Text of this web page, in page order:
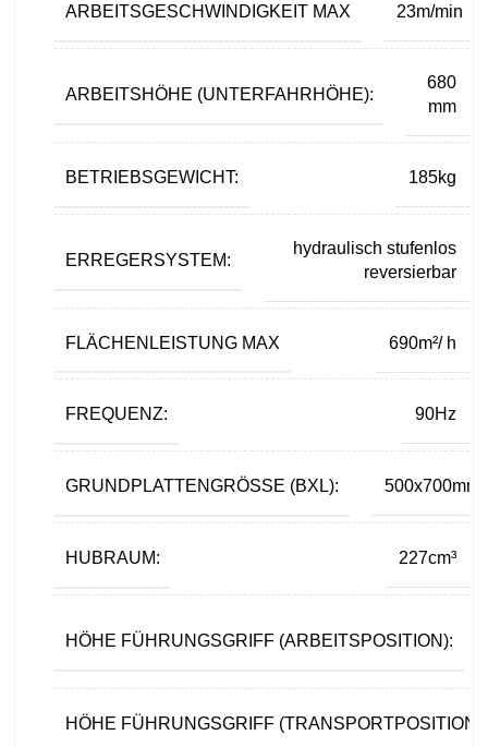
ARBEITSGESCHWINDIGKEIT MAX 23m/min
ARBEITSHÖHE (UNTERFAHRHÖHE):
680
mm
BETRIEBSGEWICHT: 185kg
ERREGERSYSTEM:
hydraulisch stufenlos
reversierbar
FLÄCHENLEISTUNG MAX 690m²/ h
FREQUENZ: 90Hz
GRUNDPLATTENGRÖSSE (BXL): 500x700mm
HUBRAUM: 227cm³
HÖHE FÜHRUNGSGRIFF (ARBEITSPOSITION):
HÖHE FÜHRUNGSGRIFF (TRANSPORTPOSITION):